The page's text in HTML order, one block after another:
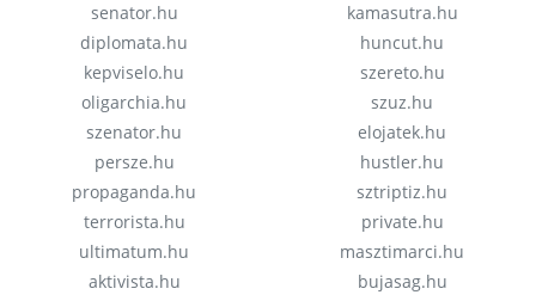
senator.hu
diplomata.hu
kepviselo.hu
oligarchia.hu
szenator.hu
persze.hu
propaganda.hu
terrorista.hu
ultimatum.hu
aktivista.hu
kamasutra.hu
huncut.hu
szereto.hu
szuz.hu
elojatek.hu
hustler.hu
sztriptiz.hu
private.hu
masztimarci.hu
bujasag.hu